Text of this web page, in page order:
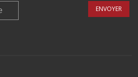
ENVOYER